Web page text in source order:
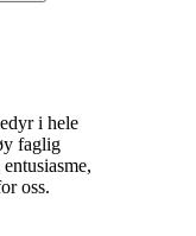
i hele
faglig
oss.